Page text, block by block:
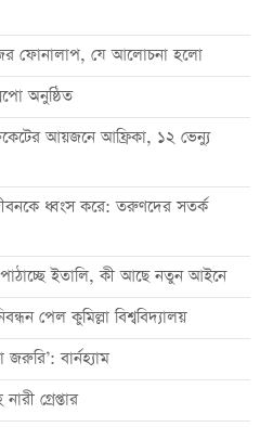
ফোনালাপ, যে আলোচনা হলো
অনুষ্ঠিত
আয়জনে আফ্রিকা, ১২ ভেন্যু
ধ্বংস করে: তরুণদের সতর্ক
পাঠাচ্ছে ইতালি, কী আছে নতুন আইনে
পেল কুমিল্লা বিশ্ববিদ্যালয়
জরুরি’: বার্নহ্যাম
গ্রেপ্তার